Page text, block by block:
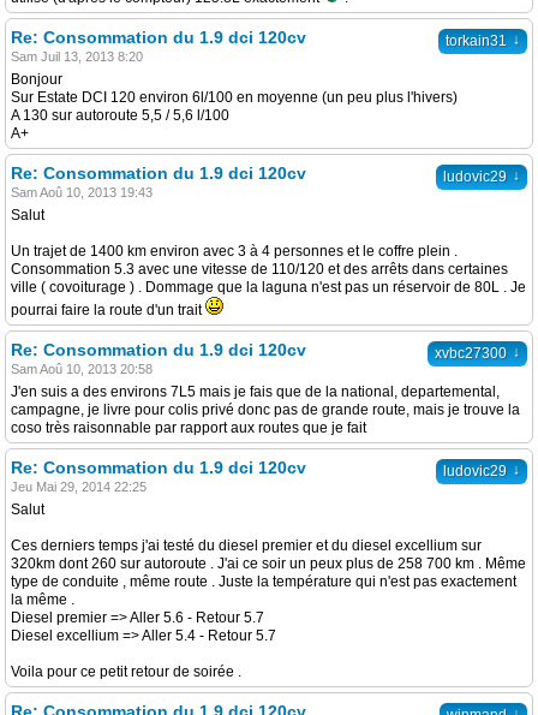
torkain31 ↓
Re: Consommation du 1.9 dci 120cv
Sam Juil 13, 2013 8:20
Bonjour
Sur Estate DCI 120 environ 6l/100 en moyenne (un peu plus l'hivers)
A 130 sur autoroute 5,5 / 5,6 l/100
A+
ludovic29 ↓
Re: Consommation du 1.9 dci 120cv
Sam Aoû 10, 2013 19:43
Salut
Un trajet de 1400 km environ avec 3 à 4 personnes et le coffre plein .
Consommation 5.3 avec une vitesse de 110/120 et des arrêts dans certaines
ville ( covoiturage ) . Dommage que la laguna n'est pas un réservoir de 80L . Je
pourrai faire la route d'un trait
xvbc27300 ↓
Re: Consommation du 1.9 dci 120cv
Sam Aoû 10, 2013 20:58
J'en suis a des environs 7L5 mais je fais que de la national, departemental,
campagne, je livre pour colis privé donc pas de grande route, mais je trouve la
coso très raisonnable par rapport aux routes que je fait
ludovic29 ↓
Re: Consommation du 1.9 dci 120cv
Jeu Mai 29, 2014 22:25
Salut
Ces derniers temps j'ai testé du diesel premier et du diesel excellium sur
320km dont 260 sur autoroute . J'ai ce soir un peux plus de 258 700 km . Même
type de conduite , même route . Juste la température qui n'est pas exactement
la même .
Diesel premier => Aller 5.6 - Retour 5.7
Diesel excellium => Aller 5.4 - Retour 5.7
Voila pour ce petit retour de soirée .